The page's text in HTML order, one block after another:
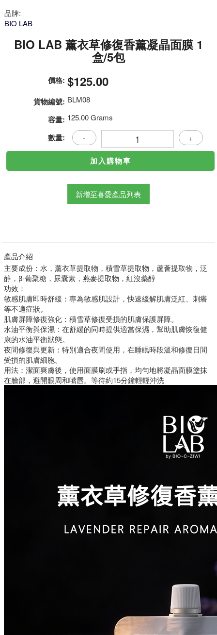
品牌:
BIO LAB
BIO LAB 薰衣草修復香薰凝晶面膜 1
盒/5包
價格: $125.00
貨物編號: BLM08
容量: 125.00 Grams
數量: - +
新增至喜愛產品列表
產品介紹
主要成份：水，薰衣草提取物，積雪草提取物，蘆薈提取物，泛
醇，β-葡聚糖，尿囊素，燕麥提取物，紅沒藥醇
功效：
敏感肌膚即時舒緩： 專為敏感肌設計，快速緩解肌膚泛紅、刺癢
等不適症狀。
肌膚屏障修復強化： 積雪草修復受損的肌膚保護屏障。
水油平衡與保濕： 在舒緩的同時提供適當保濕，幫助肌膚恢復健
康的水油平衡狀態。
夜間修復與更新： 特別適合夜間使用，在睡眠時段溫和修復日間
受損的肌膚細胞。
用法：潔面爽膚後，使用面膜刷或手指，均勻地將凝晶面膜塗抹
在臉部，避開眼周和嘴唇。等待約15分鐘輕輕沖洗